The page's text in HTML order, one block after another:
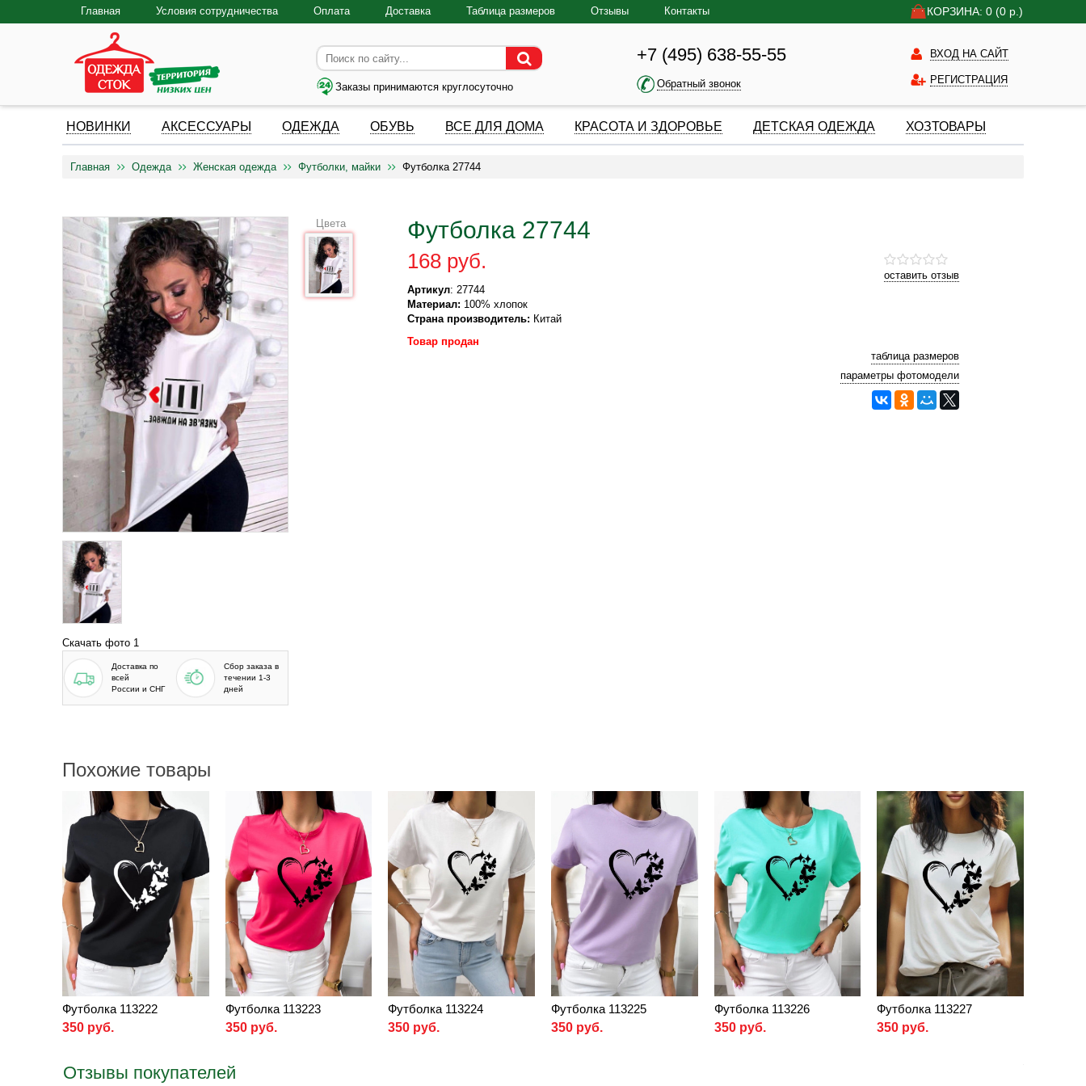
КОРЗИНА: 0 (0 р.)
Главная Условия сотрудничества Оплата Доставка Таблица размеров Отзывы Контакты
Заказы принимаются круглосуточно
+7 (495) 638-55-55
Обратный звонок
ВХОД НА САЙТ
РЕГИСТРАЦИЯ
НОВИНКИ АКСЕССУАРЫ ОДЕЖДА ОБУВЬ ВСЕ ДЛЯ ДОМА КРАСОТА И ЗДОРОВЬЕ ДЕТСКАЯ ОДЕЖДА ХОЗТОВАРЫ
Главная Одежда Женская одежда Футболки, майки Футболка 27744
Скачать фото 1
Доставка по
всей
России и СНГ
Сбор заказа в
течении 1-3
дней
Футболка 27744
оставить отзыв
168 руб.
Артикул: 27744
Материал: 100% хлопок
Страна производитель: Китай
Цвета
Товар продан
таблица размеров
параметры фотомодели
Похожие товары
Футболка 113222
350 руб.
Футболка 113223
350 руб.
Футболка 113224
350 руб.
Футболка 113225
350 руб.
Футболка 113226
350 руб.
Футболка 113227
350 руб.
Отзывы покупателей